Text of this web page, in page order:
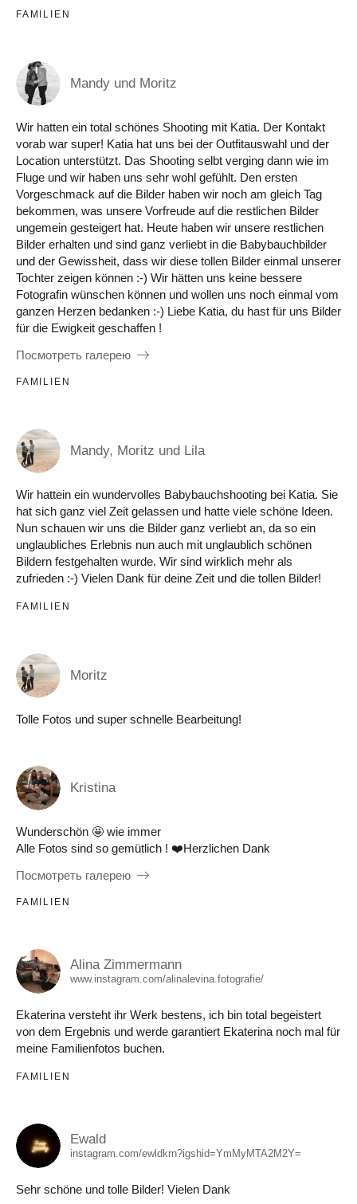
FAMILIEN
Mandy und Moritz
Wir hatten ein total schönes Shooting mit Katia. Der Kontakt
vorab war super! Katia hat uns bei der Outfitauswahl und der
Location unterstützt. Das Shooting selbt verging dann wie im
Fluge und wir haben uns sehr wohl gefühlt. Den ersten
Vorgeschmack auf die Bilder haben wir noch am gleich Tag
bekommen, was unsere Vorfreude auf die restlichen Bilder
ungemein gesteigert hat. Heute haben wir unsere restlichen
Bilder erhalten und sind ganz verliebt in die Babybauchbilder
und der Gewissheit, dass wir diese tollen Bilder einmal unserer
Tochter zeigen können :-) Wir hätten uns keine bessere
Fotografin wünschen können und wollen uns noch einmal vom
ganzen Herzen bedanken :-) Liebe Katia, du hast für uns Bilder
für die Ewigkeit geschaffen !
Посмотреть галерею
FAMILIEN
Mandy, Moritz und Lila
Wir hattein ein wundervolles Babybauchshooting bei Katia. Sie
hat sich ganz viel Zeit gelassen und hatte viele schöne Ideen.
Nun schauen wir uns die Bilder ganz verliebt an, da so ein
unglaubliches Erlebnis nun auch mit unglaublich schönen
Bildern festgehalten wurde. Wir sind wirklich mehr als
zufrieden :-) Vielen Dank für deine Zeit und die tollen Bilder!
FAMILIEN
Moritz
Tolle Fotos und super schnelle Bearbeitung!
Kristina
Wunderschön 🤩 wie immer
Alle Fotos sind so gemütlich ! ❤️Herzlichen Dank
Посмотреть галерею
FAMILIEN
Alina Zimmermann
www.instagram.com/alinalevina.fotografie/
Ekaterina versteht ihr Werk bestens, ich bin total begeistert
von dem Ergebnis und werde garantiert Ekaterina noch mal für
meine Familienfotos buchen.
FAMILIEN
Ewald
instagram.com/ewldkrn?igshid=YmMyMTA2M2Y=
Sehr schöne und tolle Bilder! Vielen Dank